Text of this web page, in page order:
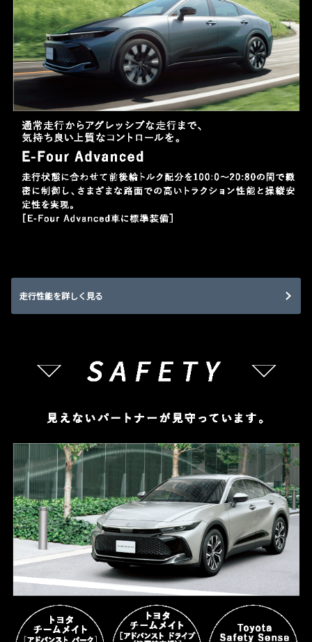
走行性能を詳しく見る